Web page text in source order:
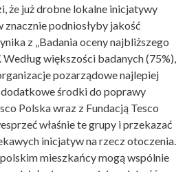
że już drobne lokalne inicjatywy
znacznie podniosłyby jakość
z „Badania oceny najbliższego
większości badanych (75%),
pozarządowe najlepiej
środki do poprawy
Polska wraz z Fundacją Tesco
właśnie te grupy i przekazać
inicjatyw na rzecz otoczenia.
mieszkańcy mogą wspólnie